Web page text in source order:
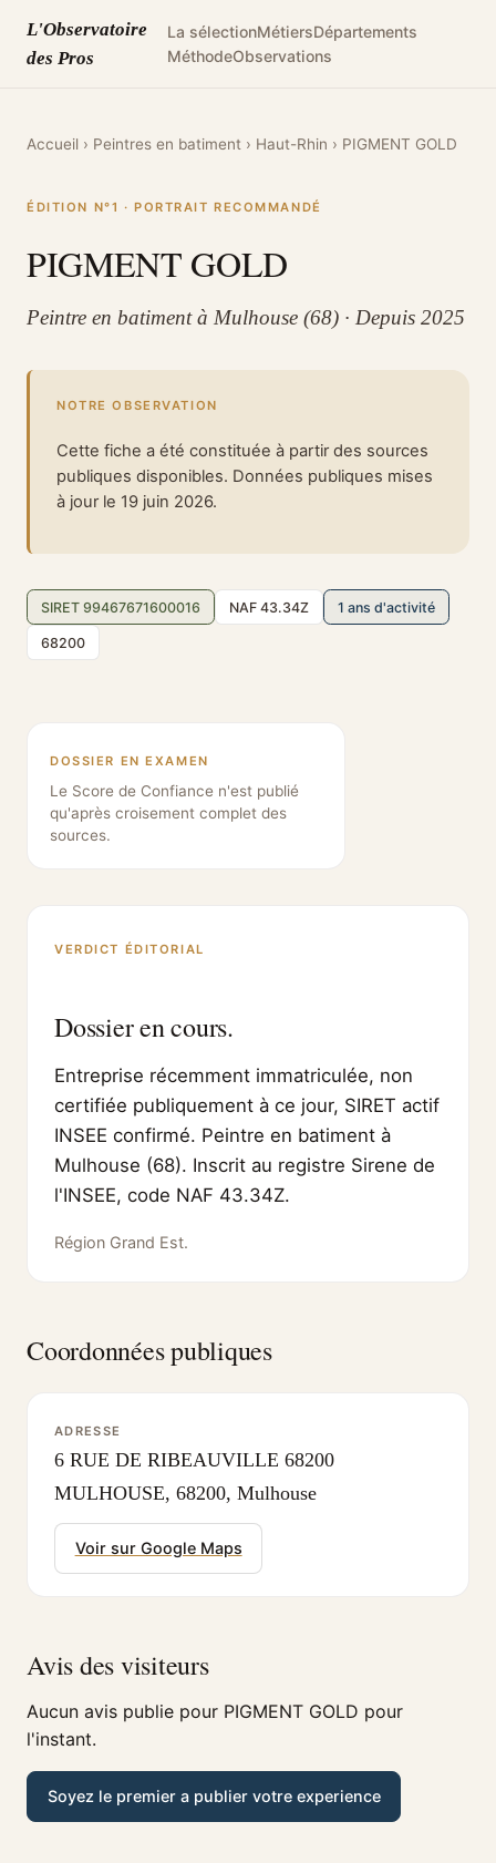
L'Observatoire
des Pros
La sélectionMétiersDépartements
MéthodeObservations
Accueil › Peintres en batiment › Haut-Rhin › PIGMENT GOLD
ÉDITION N°1 · PORTRAIT RECOMMANDÉ
PIGMENT GOLD
Peintre en batiment à Mulhouse (68) · Depuis 2025
NOTRE OBSERVATION
Cette fiche a été constituée à partir des sources
publiques disponibles. Données publiques mises
à jour le 19 juin 2026.
SIRET 99467671600016 NAF 43.34Z 1 ans d'activité
68200
DOSSIER EN EXAMEN
Le Score de Confiance n'est publié
qu'après croisement complet des
sources.
VERDICT ÉDITORIAL
Dossier en cours.
Entreprise récemment immatriculée, non
certifiée publiquement à ce jour, SIRET actif
INSEE confirmé. Peintre en batiment à
Mulhouse (68). Inscrit au registre Sirene de
l'INSEE, code NAF 43.34Z.
Région Grand Est.
Coordonnées publiques
ADRESSE
6 RUE DE RIBEAUVILLE 68200
MULHOUSE, 68200, Mulhouse
Voir sur Google Maps
Avis des visiteurs
Aucun avis publie pour PIGMENT GOLD pour
l'instant.
Soyez le premier a publier votre experience